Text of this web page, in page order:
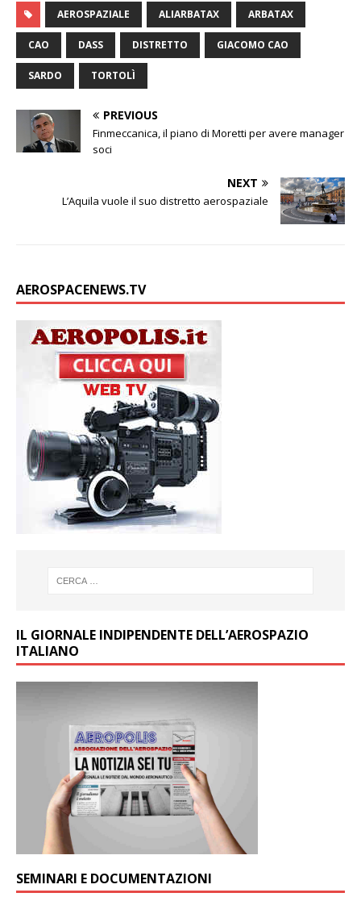
k
e
d
I
n
a
t
A
p
p
i
t
t
e
c
e
o
o
k
p
y
i
n
k
i
l
i
n
t
s
s
g
n
d
i
v
AEROSPAZIALE ALIARBATAX ARBATAX
CAO DASS DISTRETTO GIACOMO CAO
SARDO TORTOLÌ
PREVIOUS
Finmeccanica, il piano di Moretti per avere manager
soci
NEXT
L’Aquila vuole il suo distretto aerospaziale
AEROSPACENEWS.TV
IL GIORNALE INDIPENDENTE DELL’AEROSPAZIO
ITALIANO
SEMINARI E DOCUMENTAZIONI